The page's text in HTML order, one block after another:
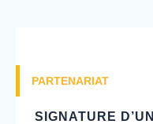
PARTENARIAT
SIGNATURE